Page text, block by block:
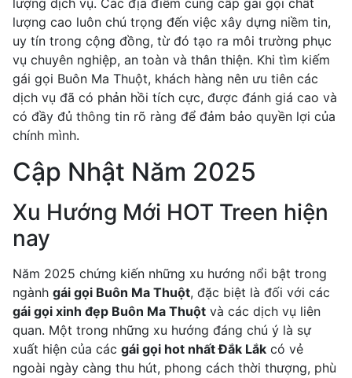
lượng dịch vụ. Các địa điểm cung cấp gái gọi chất
lượng cao luôn chú trọng đến việc xây dựng niềm tin,
uy tín trong cộng đồng, từ đó tạo ra môi trường phục
vụ chuyên nghiệp, an toàn và thân thiện. Khi tìm kiếm
gái gọi Buôn Ma Thuột, khách hàng nên ưu tiên các
dịch vụ đã có phản hồi tích cực, được đánh giá cao và
có đầy đủ thông tin rõ ràng để đảm bảo quyền lợi của
chính mình.
Cập Nhật Năm 2025
Xu Hướng Mới HOT Treen hiện
nay
Năm 2025 chứng kiến những xu hướng nổi bật trong
ngành gái gọi Buôn Ma Thuột, đặc biệt là đối với các
gái gọi xinh đẹp Buôn Ma Thuột và các dịch vụ liên
quan. Một trong những xu hướng đáng chú ý là sự
xuất hiện của các gái gọi hot nhất Đắk Lắk có vẻ
ngoài ngày càng thu hút, phong cách thời thượng, phù